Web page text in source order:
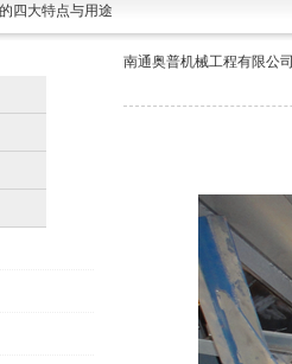
料散装机的结构组成及操作使用流程
南通奥普机械工程有限公司